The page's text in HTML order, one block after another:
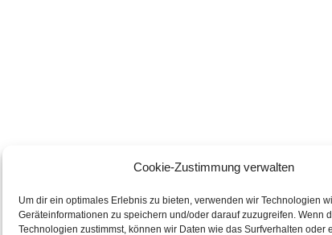
Cookie-Zustimmung verwalten
Um dir ein optimales Erlebnis zu bieten, verwenden wir Technologien
Geräteinformationen zu speichern und/oder darauf zuzugreifen. Wenn
Technologien zustimmst, können wir Daten wie das Surfverhalten oder